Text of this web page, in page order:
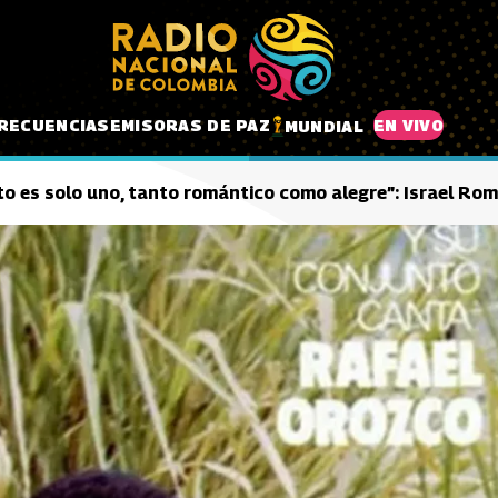
EMISORAS DE PAZ MUNDIAL EN VIVO
es solo uno, tanto romántico como alegre”: Israel